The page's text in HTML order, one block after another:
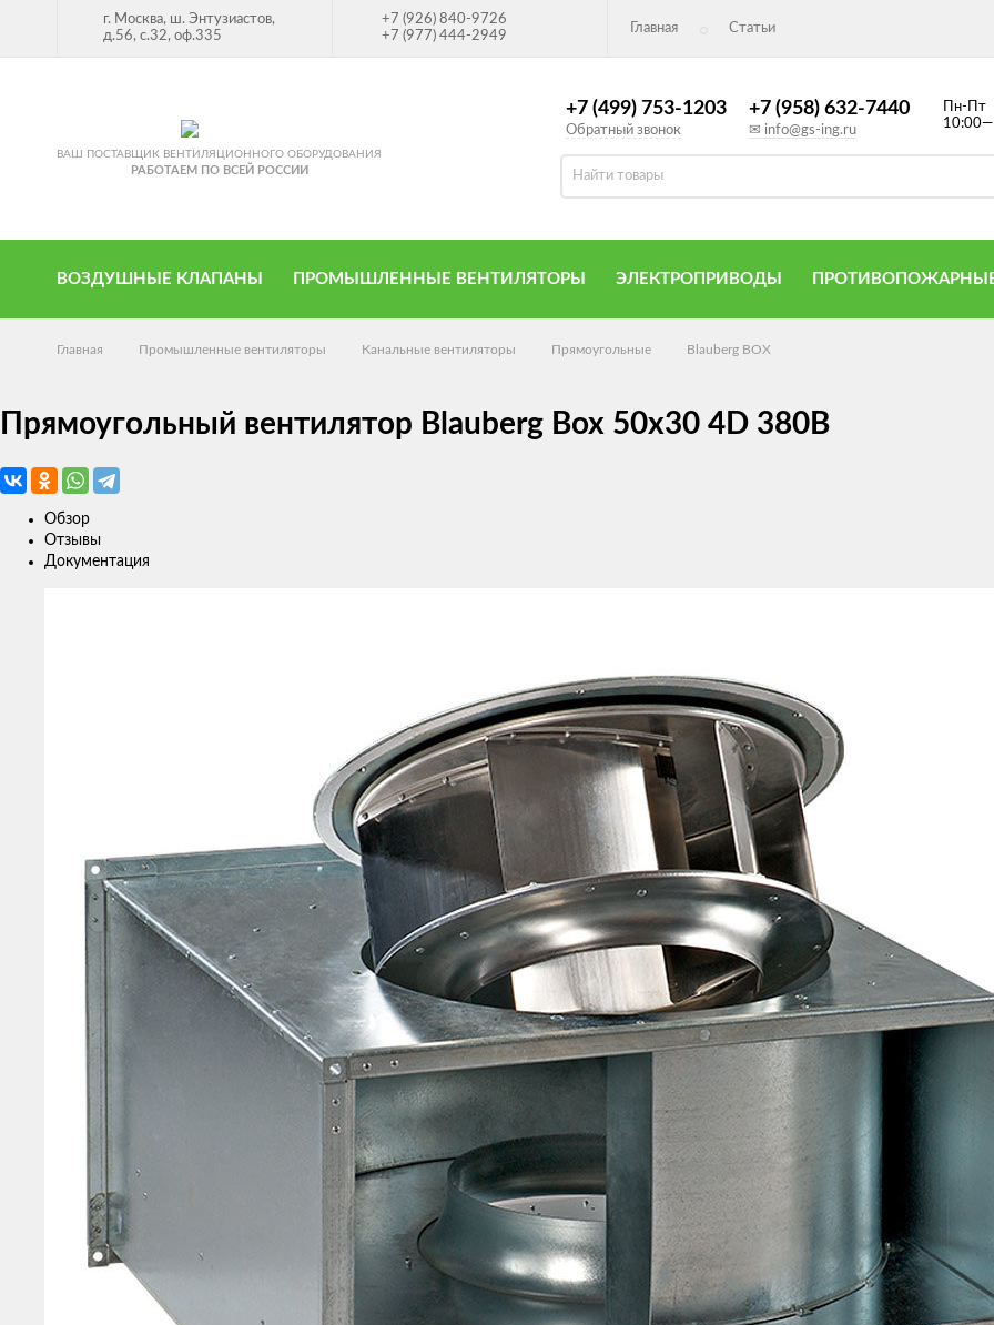
г. Москва, ш. Энтузиастов,
д.56, с.32, оф.335
+7 (926) 840-9726
+7 (977) 444-2949
Главная Статьи
ВАШ ПОСТАВЩИК ВЕНТИЛЯЦИОННОГО ОБОРУДОВАНИЯ
РАБОТАЕМ ПО ВСЕЙ РОССИИ
+7 (499) 753-1203
Обратный звонок
+7 (958) 632-7440
✉ info@gs-ing.ru
Пн-Пт
ВОЗДУШНЫЕ КЛАПАНЫ ПРОМЫШЛЕННЫЕ ВЕНТИЛЯТОРЫ ЭЛЕКТРОПРИВОДЫ
Главная Промышленные вентиляторы Канальные вентиляторы Прямоугольные Blauberg BOX
Прямоугольный вентилятор Blauberg Box 50x30 4D 380В
Обзор
Отзывы
Документация